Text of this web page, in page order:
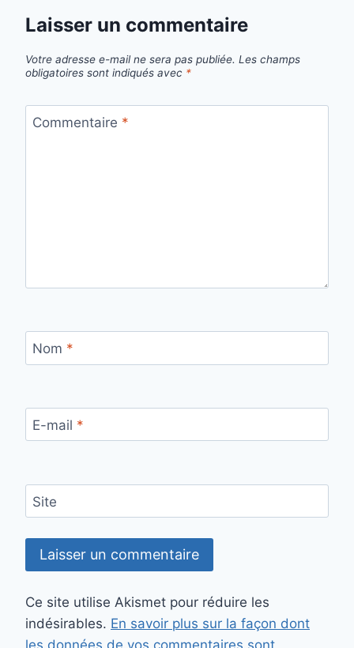
Laisser un commentaire
Votre adresse e-mail ne sera pas publiée. Les champs
obligatoires sont indiqués avec *
Commentaire *
Nom *
E-mail *
Site
Ce site utilise Akismet pour réduire les
indésirables. En savoir plus sur la façon dont
les données de vos commentaires sont